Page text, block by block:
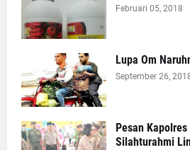
Februari 05, 2018
Lupa Om
September 26,
Pesan
Silahturahmi